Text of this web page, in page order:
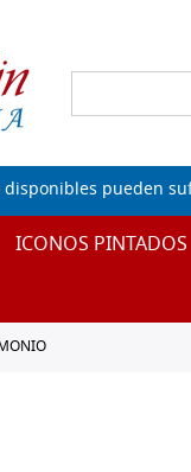
disponibles pueden
ICONOS PINTADOS